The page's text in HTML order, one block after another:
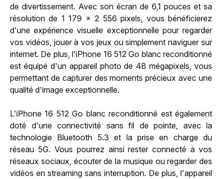
de divertissement. Avec son écran de 6,1 pouces et sa
résolution de 1 179 x 2 556 pixels, vous bénéficierez
d'une expérience visuelle exceptionnelle pour regarder
vos vidéos, jouer à vos jeux ou simplement naviguer sur
internet. De plus, l'iPhone 16 512 Go blanc reconditionné
est équipé d'un appareil photo de 48 mégapixels, vous
permettant de capturer des moments précieux avec une
qualité d'image exceptionnelle.
L'iPhone 16 512 Go blanc reconditionné est également
doté d'une connectivité sans fil de pointe, avec la
technologie Bluetooth 5.3 et la prise en charge du
réseau 5G. Vous pourrez ainsi rester connecté à vos
réseaux sociaux, écouter de la musique ou regarder des
vidéos en streaming sans interruption. De plus, l'appareil